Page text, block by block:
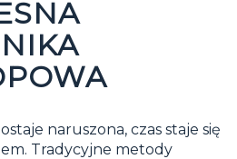
naruszona, czas staje się
Tradycyjne metody